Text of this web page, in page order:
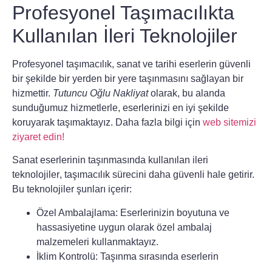
Profesyonel Taşımacılıkta
Kullanılan İleri Teknolojiler
Profesyonel taşımacılık, sanat ve tarihi eserlerin güvenli
bir şekilde bir yerden bir yere taşınmasını sağlayan bir
hizmettir. Tutuncu Oğlu Nakliyatolarak, bu alanda
sunduğumuz hizmetlerle, eserlerinizi en iyi şekilde
koruyarak taşımaktayız. Daha fazla bilgi için web sitemizi
ziyaret edin!
Sanat eserlerinin taşınmasında kullanılan ileri
teknolojiler, taşımacılık sürecini daha güvenli hale getirir.
Bu teknolojiler şunları içerir:
Özel Ambalajlama: Eserlerinizin boyutuna ve
hassasiyetine uygun olarak özel ambalaj
malzemeleri kullanmaktayız.
İklim Kontrolü: Taşınma sırasında eserlerin